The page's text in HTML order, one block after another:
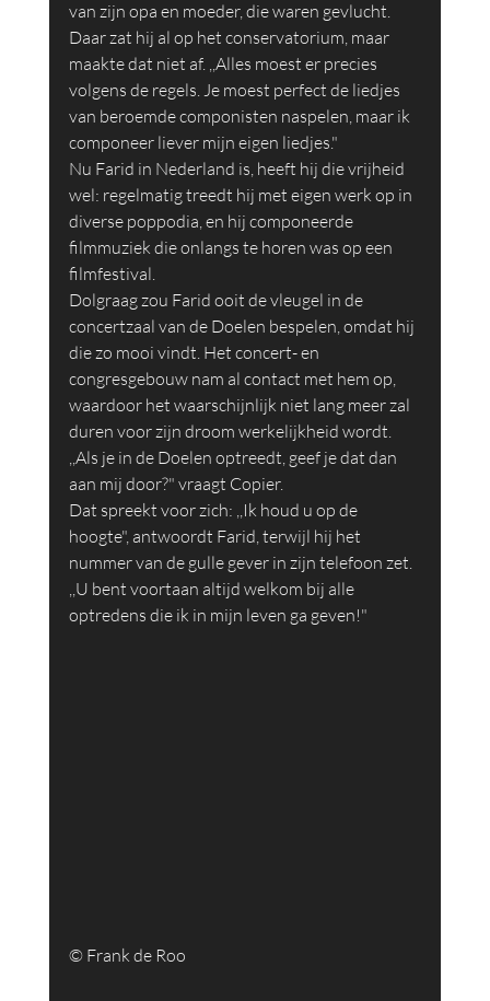
van zijn opa en moeder, die waren gevlucht.
Daar zat hij al op het conservatorium, maar
maakte dat niet af. ,,Alles moest er precies
volgens de regels. Je moest perfect de liedjes
van beroemde componisten naspelen, maar ik
componeer liever mijn eigen liedjes."
Nu Farid in Nederland is, heeft hij die vrijheid
wel: regelmatig treedt hij met eigen werk op in
diverse poppodia, en hij componeerde
filmmuziek die onlangs te horen was op een
filmfestival.
Dolgraag zou Farid ooit de vleugel in de
concertzaal van de Doelen bespelen, omdat hij
die zo mooi vindt. Het concert- en
congresgebouw nam al contact met hem op,
waardoor het waarschijnlijk niet lang meer zal
duren voor zijn droom werkelijkheid wordt.
,,Als je in de Doelen optreedt, geef je dat dan
aan mij door?" vraagt Copier.
Dat spreekt voor zich: ,,Ik houd u op de
hoogte", antwoordt Farid, terwijl hij het
nummer van de gulle gever in zijn telefoon zet.
,,U bent voortaan altijd welkom bij alle
optredens die ik in mijn leven ga geven!"
© Frank de Roo